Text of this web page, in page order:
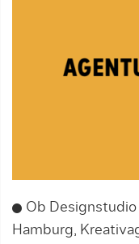
Ob
Hamburg,